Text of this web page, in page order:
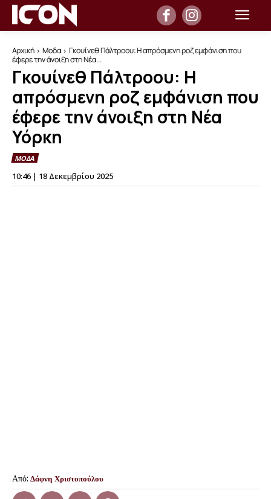
Αρχική Μοδα
Γκουίνεθ Πάλτροου: Η απρόσμενη ροζ εμφάνιση που
έφερε την άνοιξη στη Νέα...
Γκουίνεθ Πάλτροου: Η
απρόσμενη ροζ εμφάνιση που
έφερε την άνοιξη στη Νέα
Υόρκη
ΜΟΔΑ
10:46 | 18 Δεκεμβρίου 2025
Από: Δάφνη Χριστοπούλου